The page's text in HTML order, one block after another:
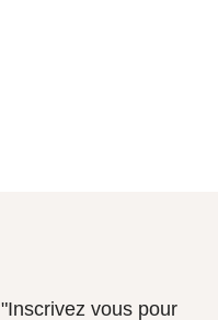
"Inscrivez vous pour